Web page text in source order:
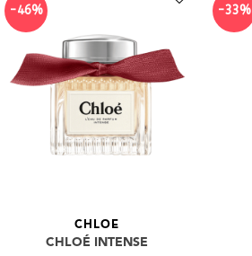
-46%
CHLOE
CHLOÉ INTENSE
-33%